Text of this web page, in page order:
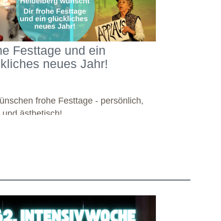
Festtage und ein
neues Jahr!
frohe Festtage - persönlich,
und ästhetisch!